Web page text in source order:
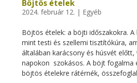
Böjtös ételek
2024. február 12. | Egyéb
Böjtös ételek: a böjti időszakokra.
mint testi és szellemi tisztítókúra,
általában karácsony és húsvét
napokon szokásos. A böjt fogalma
böjtös ételekre rátérnék,